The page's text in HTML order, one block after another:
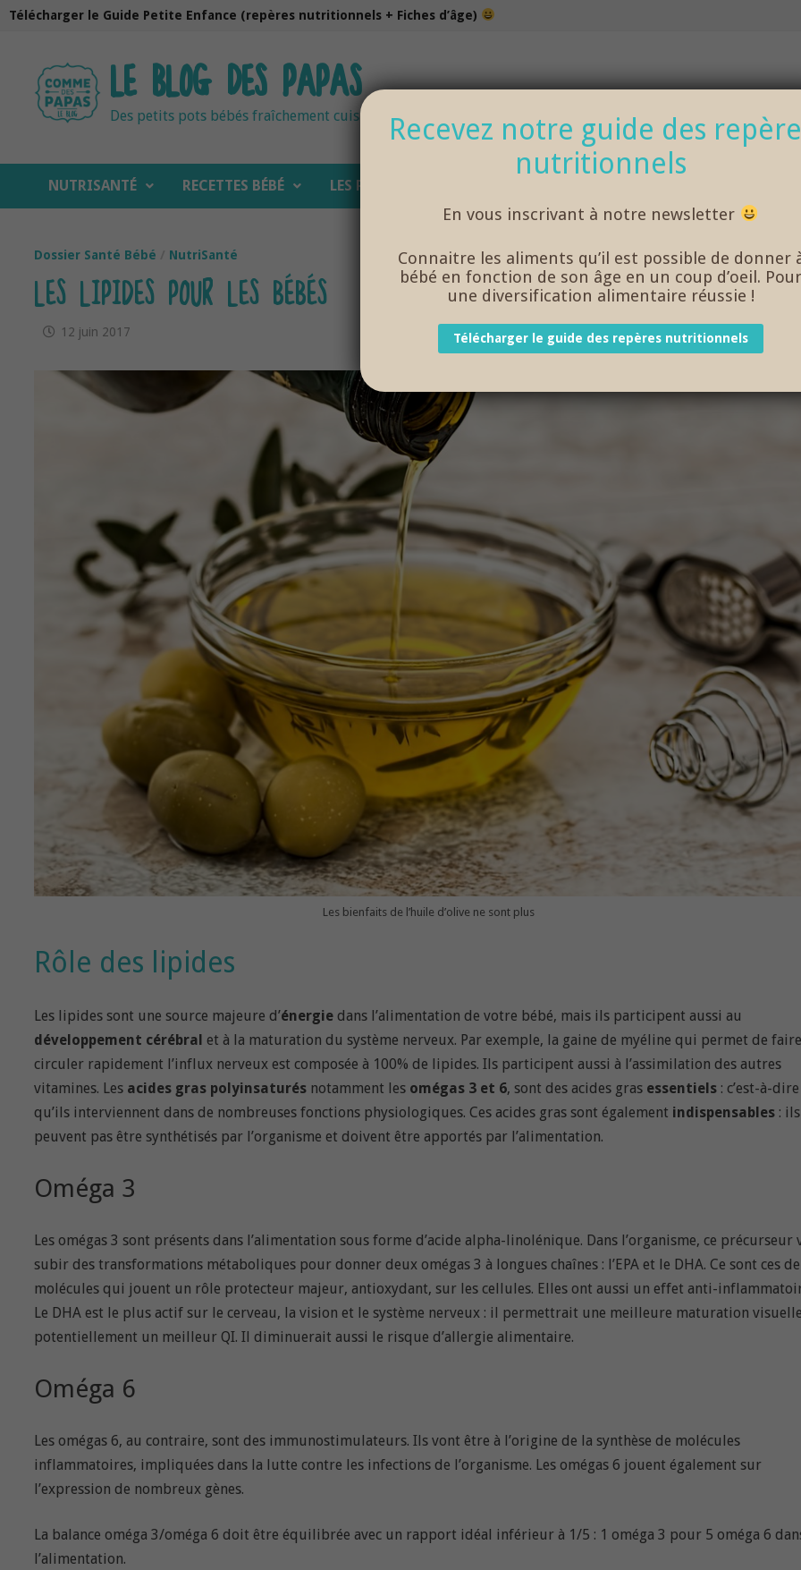
Passer
Télécharger le Guide Petite Enfance (repères nutritionnels + Fiches d’âge)
LE BLOG DES PAPAS
Des petits pots bébés fraîchement cuisinés 100% bio et de saison… et cela change tout !
NUTRISANTÉ RECETTES BÉBÉ LES PAPAS
Dossier Santé Bébé NutriSanté
LES LIPIDES POUR LES BÉBÉS
12 juin 2017
Les bienfaits de l’huile d’olive ne sont plus
Rôle des lipides
Les lipides sont une source majeure d’énergiedans l’alimentation de votre bébé, mais ils participent aussi au
développement cérébral et à la maturation du système nerveux. Par exemple, la gaine de myéline qui permet de faire
circuler rapidement l’influx nerveux est composée à 100% de lipides. Ils participent aussi à l’assimilation des autres
vitamines. Les acides gras polyinsaturés notamment les omégas 3 et 6, sont des acides gras essentiels: c’est-à-dire
qu’ils interviennent dans de nombreuses fonctions physiologiques. Ces acides gras sont également indispensables: ils
peuvent pas être synthétisés par l’organisme et doivent être apportés par l’alimentation.
Oméga 3
Les omégas 3 sont présents dans l’alimentation sous forme d’acide alpha-linolénique. Dans l’organisme, ce précurseur
subir des transformations métaboliques pour donner deux omégas 3 à longues chaînes : l’EPA et le DHA. Ce sont ces
molécules qui jouent un rôle protecteur majeur, antioxydant, sur les cellules. Elles ont aussi un effet anti-
Le DHA est le plus actif sur le cerveau, la vision et le système nerveux : il permettrait une meilleure maturation
potentiellement un meilleur QI. Il diminuerait aussi le risque d’allergie alimentaire.
Oméga 6
Les omégas 6, au contraire, sont des immunostimulateurs. Ils vont être à l’origine de la synthèse de molécules
inflammatoires, impliquées dans la lutte contre les infections de l’organisme. Les omégas 6 jouent également sur
l’expression de nombreux gènes.
La balance oméga 3/oméga 6 doit être équilibrée avec un rapport idéal inférieur à 1/5 : 1 oméga 3 pour 5 oméga 6
l’alimentation.
Recevez notre guide des
nutritionnels
En vous inscrivant à notre newsletter
Connaitre les aliments qu’il est possible de donner
bébé en fonction de son âge en un coup d’oeil.
une diversification alimentaire réussie !
Télécharger le guide des repères nutritionnels